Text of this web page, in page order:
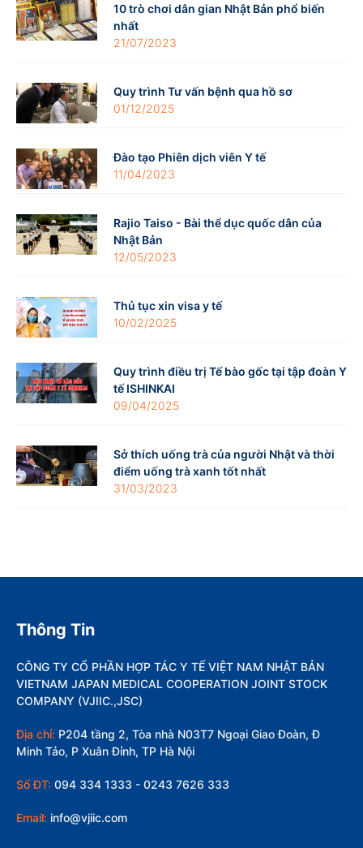
10 trò chơi dân gian Nhật Bản phổ biến
nhất
21/07/2023
Quy trình Tư vấn bệnh qua hồ sơ
01/12/2025
Đào tạo Phiên dịch viên Y tế
11/04/2023
Rajio Taiso - Bài thể dục quốc dân của
Nhật Bản
12/05/2023
Thủ tục xin visa y tế
10/02/2025
Quy trình điều trị Tế bào gốc tại tập đoàn Y
tế ISHINKAI
09/04/2025
Sở thích uống trà của người Nhật và thời
điểm uống trà xanh tốt nhất
31/03/2023
Thông Tin
CÔNG TY CỔ PHẦN HỢP TÁC Y TẾ VIỆT NAM NHẬT BẢN
VIETNAM JAPAN MEDICAL COOPERATION JOINT STOCK
COMPANY (VJIIC.,JSC)
Địa chỉ: P204 tầng 2, Tòa nhà N03T7 Ngoại Giao Đoàn, Đ
Minh Tảo, P Xuân Đỉnh, TP Hà Nội
Số ĐT: 094 334 1333 - 0243 7626 333
Email: info@vjiic.com